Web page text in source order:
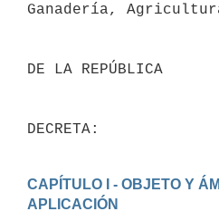
Ganadería,
DE LA REPÚBLICA
DECRETA:
CAPÍTULO I - OBJETO Y
APLICACIÓN